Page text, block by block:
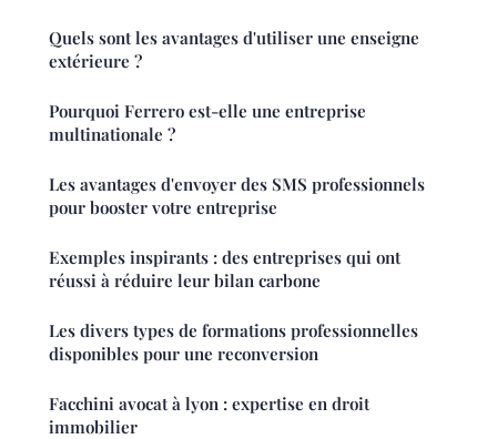
Quels sont les avantages d'utiliser une enseigne
extérieure ?
Pourquoi Ferrero est-elle une entreprise
multinationale ?
Les avantages d'envoyer des SMS professionnels
pour booster votre entreprise
Exemples inspirants : des entreprises qui ont
réussi à réduire leur bilan carbone
Les divers types de formations professionnelles
disponibles pour une reconversion
Facchini avocat à lyon : expertise en droit
immobilier